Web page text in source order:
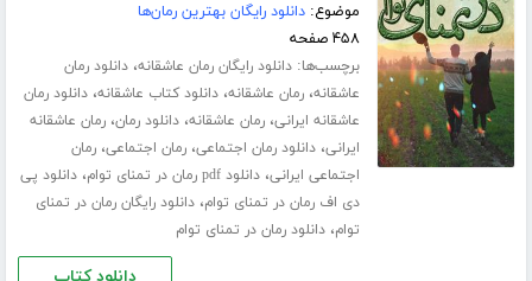
موضوع:دانلود رایگان بهترین رمان‌ها
۴۵۸ صفحه
برچسب‌ها:دانلود رایگان رمان عاشقانه،دانلود رمان
عاشقانه،رمان عاشقانه،دانلود کتاب عاشقانه،دانلود رمان
عاشقانه ایرانی،رمان عاشقانه،دانلود رمان،رمان عاشقانه
ایرانی،دانلود رمان اجتماعی،رمان اجتماعی،رمان
اجتماعی ایرانی،دانلود pdf رمان در تمنای توام ،دانلود پی
دی اف رمان در تمنای توام،دانلود رایگان رمان در تمنای
توام،دانلود رمان در تمنای توام